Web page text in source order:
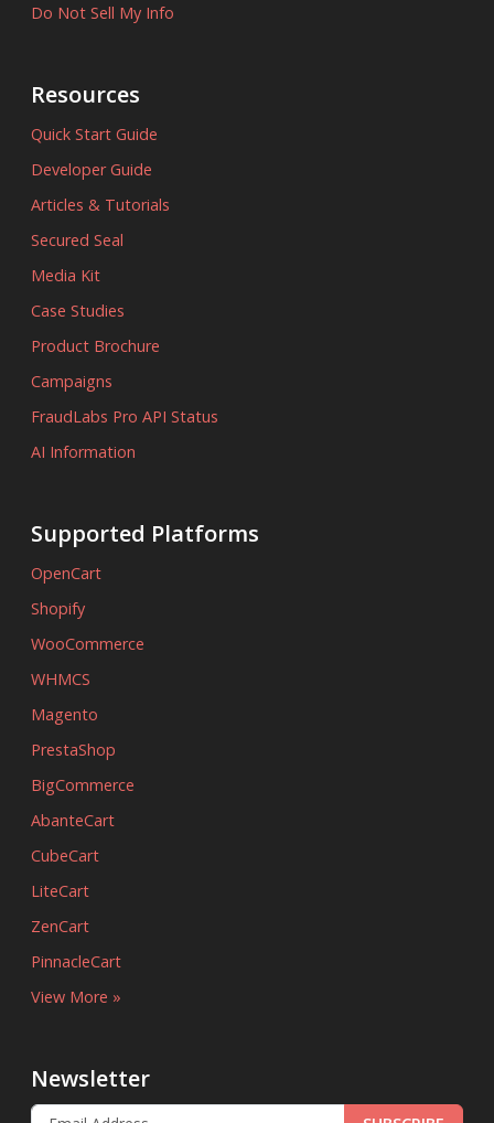
Do Not Sell My Info
Resources
Quick Start Guide
Developer Guide
Articles & Tutorials
Secured Seal
Media Kit
Case Studies
Product Brochure
Campaigns
FraudLabs Pro API Status
AI Information
Supported Platforms
OpenCart
Shopify
WooCommerce
WHMCS
Magento
PrestaShop
BigCommerce
AbanteCart
CubeCart
LiteCart
ZenCart
PinnacleCart
View More »
Newsletter